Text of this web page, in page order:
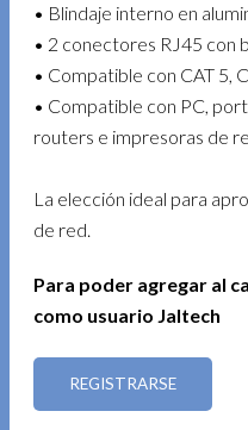
• Blindaje interno en
• 2 conectores RJ45 con
• Compatible con CAT 5,
• Compatible con PC,
routers e impresoras de
La elección ideal para
de red.
Para poder agregar al
como usuario Jaltech
REGISTRARSE